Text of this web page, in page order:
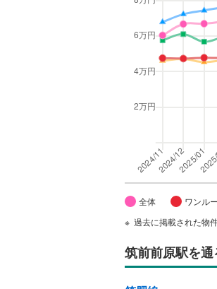
全体 ワンル
過去に掲載された物
筑前前原駅を